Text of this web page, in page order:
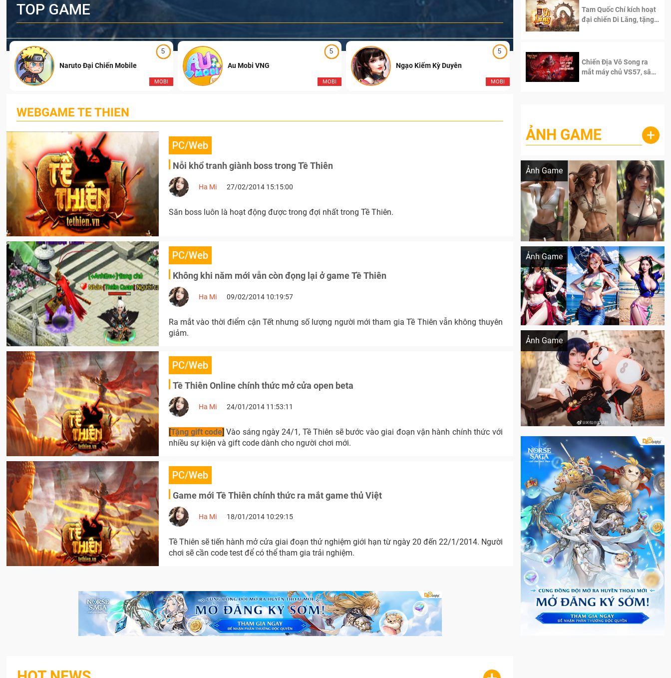
TOP GAME
5
MOBI
Naruto Đại Chiến Mobile
5
MOBI
Au Mobi VNG
5
MOBI
Ngạo Kiếm Kỳ Duyên Ngạo Thiên Mobile
WEBGAME TE THIEN
PC/Web
Nỗi khổ tranh giành boss trong Tề Thiên
Ha Mi 27/02/2014 15:15:00
Săn boss luôn là hoạt động được trong đợi nhất trong Tề Thiên.
PC/Web
Không khi năm mới vẫn còn đọng lại ở game Tề Thiên
Ha Mi 09/02/2014 10:19:57
Ra mắt vào thời điểm cận Tết nhưng số lượng người mới tham gia Tề Thiên vẫn không thuyên
giảm.
PC/Web
Tề Thiên Online chính thức mở cửa open beta
Ha Mi 24/01/2014 11:53:11
[Tặng gift code] Vào sáng ngày 24/1, Tề Thiên sẽ bước vào giai đoạn vận hành chính thức với
nhiều sự kiện và gift code dành cho người chơi mới.
PC/Web
Game mới Tề Thiên chính thức ra mắt game thủ Việt
Ha Mi 18/01/2014 10:29:15
Tề Thiên sẽ tiến hành mở cửa giai đoạn thử nghiệm giới hạn từ ngày 20 đến 22/1/2014. Người
chơi sẽ cần code test để có thể tham gia trải nghiệm.
Tam Quốc Chí kích hoạt
đại chiến Di Lăng, tặng
Chiến Địa Vô Song ra
mắt máy chủ VS57, sân
ẢNH GAME +
Ảnh Game
Lala Croft vừa nóng vừa xinh dưới nét vẽ
Ảnh Game
Khi AI Cosplay gái đẹp One Piece
Ảnh Game
Cosplay Xiangling siêu cute